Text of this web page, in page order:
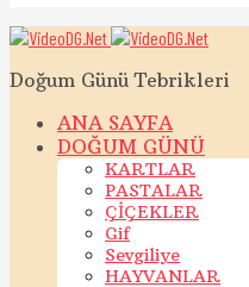
Doğum Günü Tebrikleri
ANA SAYFA
DOĞUM GÜNÜ
KARTLAR
PASTALAR
ÇİÇEKLER
Gif
Sevgiliye
HAYVANLAR